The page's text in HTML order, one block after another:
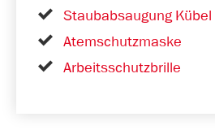
Staubabsaugung Kübel
Atemschutzmaske
Arbeitsschutzbrille